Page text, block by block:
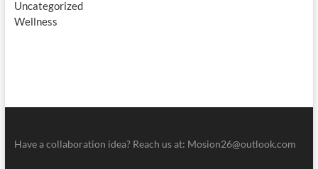
Uncategorized
Wellness
Have a collaboration idea? Reach us at: Mosion26@outlook.com